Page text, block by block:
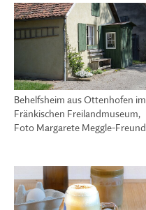
Behelfsheim aus Ottenhofen im
Fränkischen Freilandmuseum,
Foto Margarete Meggle-Freund